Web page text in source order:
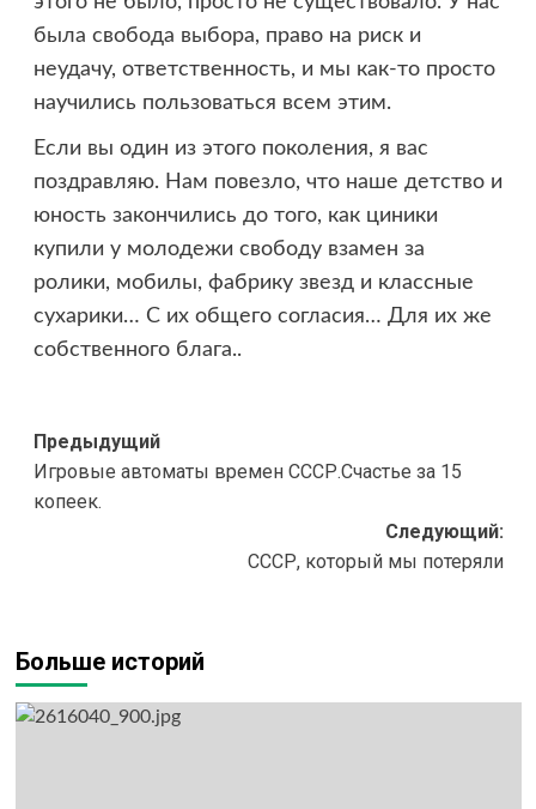
была свобода выбора, право на риск и
неудачу, ответственность, и мы как-то просто
научились пользоваться всем этим.
Если вы один из этого поколения, я вас
поздравляю. Нам повезло, что наше детство и
юность закончились до того, как циники
купили у молодежи свободу взамен за
ролики, мобилы, фабрику звезд и классные
сухарики… С их общего согласия… Для их же
собственного блага..
Навигация
записи
Предыдущий
Игровые автоматы времен СССР.Счастье за 15
копеек.
Следующий:
СССР, который мы потеряли
Больше историй